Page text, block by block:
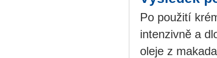
Po použití
intenzivně a
oleje z